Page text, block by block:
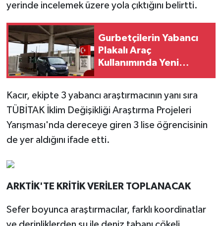
yerinde incelemek üzere yola çıktığını belirtti.
Gurbetçilerin Yabancı
Plakalı Araç
Kullanımında Yeni
Kacır, ekipte 3 yabancı araştırmacının yanı sıra
TÜBİTAK İklim Değişikliği Araştırma Projeleri
Yarışması'nda dereceye giren 3 lise öğrencisinin
de yer aldığını ifade etti.
ARKTİK'TE KRİTİK VERİLER TOPLANACAK
Sefer boyunca araştırmacılar, farklı koordinatlar